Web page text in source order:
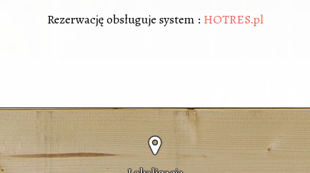
Rezerwację obsługuje system : HOTRES.pl